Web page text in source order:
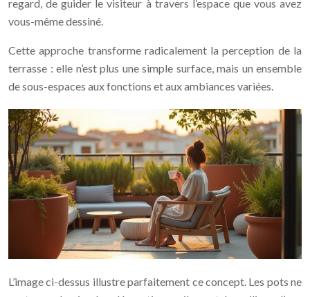
regard, de guider le visiteur à travers l’espace que vous avez
vous-même dessiné.
Cette approche transforme radicalement la perception de la
terrasse : elle n’est plus une simple surface, mais un ensemble
de sous-espaces aux fonctions et aux ambiances variées.
L’image ci-dessus illustre parfaitement ce concept. Les pots ne